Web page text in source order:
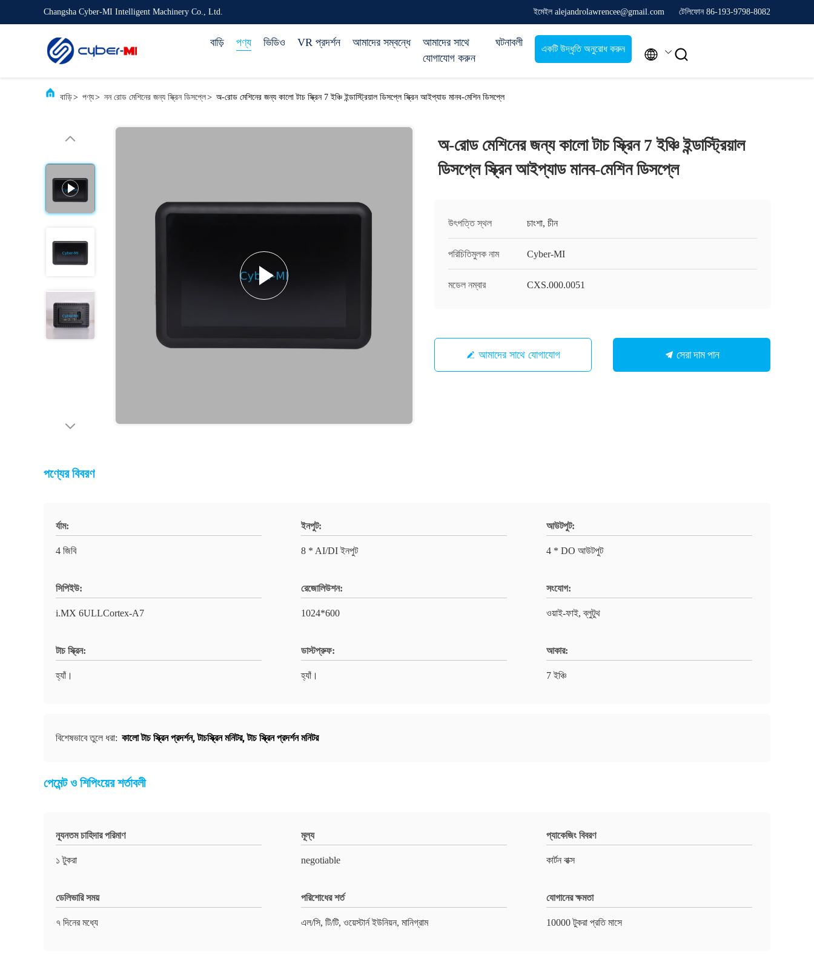
Changsha Cyber-MI Intelligent Machinery Co., Ltd. ইমেইল alejandrolawrencee@gmail.com টেলিফোন 86-193-9798-8082
বাড়ি পণ্য ভিডিও VR প্রদর্শন আমাদের সম্বন্ধে
আমাদের সাথে
যোগাযোগ করুন
ঘটনাবলী
একটি উদ্ধৃতি অনুরোধ করুন  
বাড়ি> পণ্য> নন রোড মেশিনের জন্য স্ক্রিন ডিসপ্লে> অ-রোড মেশিনের জন্য কালো টাচ স্ক্রিন 7 ইঞ্চি ইন্ডাস্ট্রিয়াল ডিসপ্লে স্ক্রিন আইপ্যাড মানব-মেশিন ডিসপ্লে
অ-রোড মেশিনের জন্য কালো টাচ স্ক্রিন 7 ইঞ্চি ইন্ডাস্ট্রিয়াল
ডিসপ্লে স্ক্রিন আইপ্যাড মানব-মেশিন ডিসপ্লে
উৎপত্তি স্থল চাংশা, চীন
পরিচিতিমুলক নাম Cyber-MI
মডেল নম্বার CXS.000.0051
আমাদের সাথে যোগাযোগ সেরা দাম পান
পণ্যের বিবরণ
র্যাম:
4 জিবি
ইনপুট:
8 * AI/DI ইনপুট
আউটপুট:
4 * DO আউটপুট
সিপিইউ:
i.MX 6ULLCortex-A7
রেজোলিউশন:
1024*600
সংযোগ:
ওয়াই-ফাই, ব্লুটুথ
টাচ স্ক্রিন:
হ্যাঁ।
ডাস্টপ্রুফ:
হ্যাঁ।
আকার:
7 ইঞ্চি
বিশেষভাবে তুলে ধরা: কালো টাচ স্ক্রিন প্রদর্শন,টাচস্ক্রিন মনিটর,টাচ স্ক্রিন প্রদর্শন মনিটর
পেমেন্ট ও শিপিংয়ের শর্তাবলী
ন্যূনতম চাহিদার পরিমাণ
১ টুকরা
মূল্য
negotiable
প্যাকেজিং বিবরণ
কার্টন বাক্স
ডেলিভারি সময়
৭ দিনের মধ্যে
পরিশোধের শর্ত
এল/সি, টি/টি, ওয়েস্টার্ন ইউনিয়ন, মানিগ্রাম
যোগানের ক্ষমতা
10000 টুকরা প্রতি মাসে